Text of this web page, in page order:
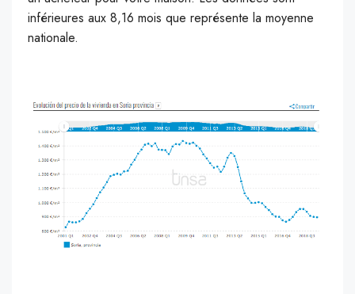
inférieures aux 8,16 mois que représente la moyenne
nationale.